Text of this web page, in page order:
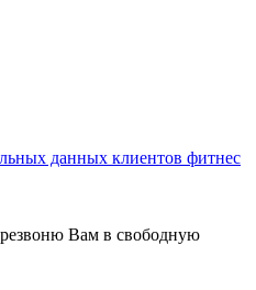
данных клиентов фитнес
Вам в свободную